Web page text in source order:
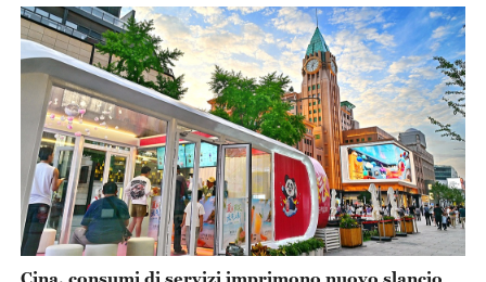
Cina, consumi di servizi imprimono nuovo slancio